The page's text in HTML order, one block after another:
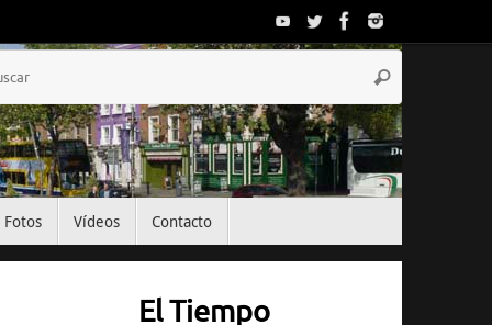
Buscar
Fotos Vídeos Contacto
El Tiempo